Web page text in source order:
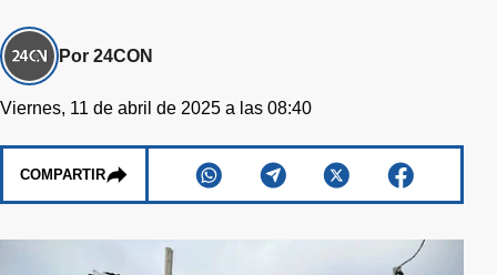
Por 24CON
Viernes, 11 de abril de 2025 a las 08:40
COMPARTIR